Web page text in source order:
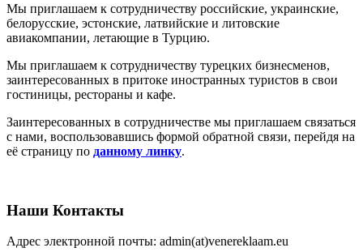
Мы приглашаем к сотрудничеству российские, украинские,
белорусские, эстонские, латвийские и литовские
авиакомпании, летающие в Турцию.
Мы приглашаем к сотрудничеству турецких бизнесменов,
заинтересованных в притоке иностранных туристов в свои
гостиницы, рестораны и кафе.
Заинтересованных в сотрудничестве мы приглашаем связаться
с нами, воспользовавшись формой обратной связи, перейдя на
её страницу по данному линку.
Наши Контакты
Адрес электронной почты: admin(at)venereklaam.eu